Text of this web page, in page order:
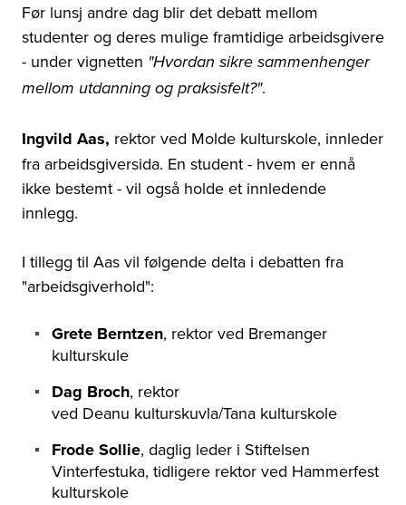
Før lunsj andre dag blir det debatt mellom
studenter og deres mulige framtidige arbeidsgivere
- under vignetten "Hvordan sikre sammenhenger
mellom utdanning og praksisfelt?".
Ingvild Aas, rektor ved Molde kulturskole, innleder
fra arbeidsgiversida. En student - hvem er ennå
ikke bestemt - vil også holde et innledende
innlegg.
I tillegg til Aas vil følgende delta i debatten fra
"arbeidsgiverhold":
Grete Berntzen, rektor ved Bremanger
kulturskule
Dag Broch, rektor
ved Deanu kulturskuvla/Tana kulturskole
Frode Sollie, daglig leder i Stiftelsen
Vinterfestuka, tidligere rektor ved Hammerfest
kulturskole